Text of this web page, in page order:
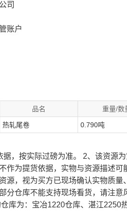
司
账户
品名 重量/数
热轧尾卷 0.790吨
据，按实际过磅为准。 2、该资源
作为提货依据，实物与资源描述
源，视为买方已现场确认实物质
分仓库不能支持现场看货，请注
库为：宝冶1220仓库、湛江2250